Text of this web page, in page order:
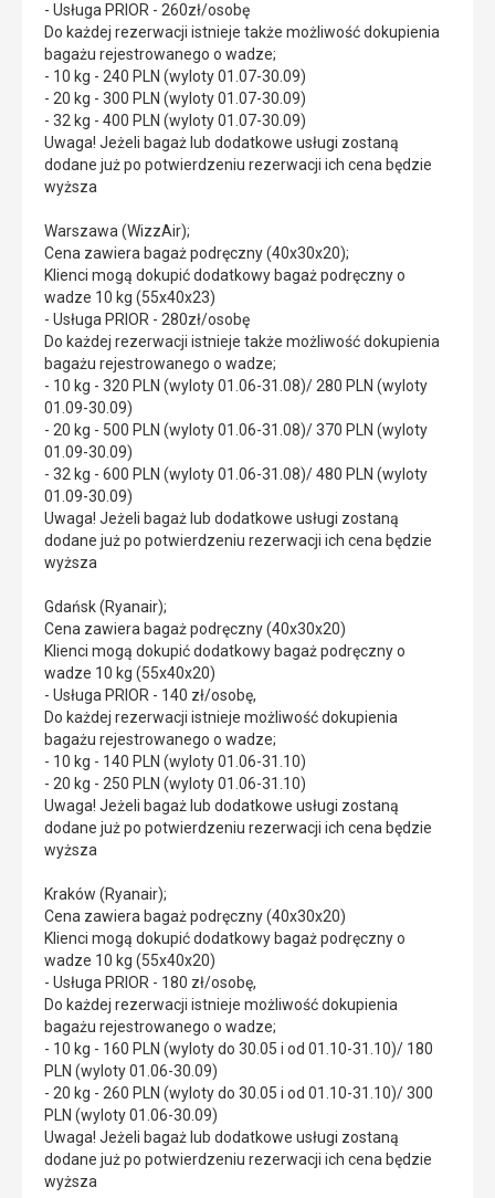
- Usługa PRIOR - 260zł/osobę
Do każdej rezerwacji istnieje także możliwość dokupienia
bagażu rejestrowanego o wadze;
- 10 kg - 240 PLN (wyloty 01.07-30.09)
- 20 kg - 300 PLN (wyloty 01.07-30.09)
- 32 kg - 400 PLN (wyloty 01.07-30.09)
Uwaga! Jeżeli bagaż lub dodatkowe usługi zostaną
dodane już po potwierdzeniu rezerwacji ich cena będzie
wyższa
Warszawa (WizzAir);
Cena zawiera bagaż podręczny (40x30x20);
Klienci mogą dokupić dodatkowy bagaż podręczny o
wadze 10 kg (55x40x23)
- Usługa PRIOR - 280zł/osobę
Do każdej rezerwacji istnieje także możliwość dokupienia
bagażu rejestrowanego o wadze;
- 10 kg - 320 PLN (wyloty 01.06-31.08)/ 280 PLN (wyloty
01.09-30.09)
- 20 kg - 500 PLN (wyloty 01.06-31.08)/ 370 PLN (wyloty
01.09-30.09)
- 32 kg - 600 PLN (wyloty 01.06-31.08)/ 480 PLN (wyloty
01.09-30.09)
Uwaga! Jeżeli bagaż lub dodatkowe usługi zostaną
dodane już po potwierdzeniu rezerwacji ich cena będzie
wyższa
Gdańsk (Ryanair);
Cena zawiera bagaż podręczny (40x30x20)
Klienci mogą dokupić dodatkowy bagaż podręczny o
wadze 10 kg (55x40x20)
- Usługa PRIOR - 140 zł/osobę,
Do każdej rezerwacji istnieje możliwość dokupienia
bagażu rejestrowanego o wadze;
- 10 kg - 140 PLN (wyloty 01.06-31.10)
- 20 kg - 250 PLN (wyloty 01.06-31.10)
Uwaga! Jeżeli bagaż lub dodatkowe usługi zostaną
dodane już po potwierdzeniu rezerwacji ich cena będzie
wyższa
Kraków (Ryanair);
Cena zawiera bagaż podręczny (40x30x20)
Klienci mogą dokupić dodatkowy bagaż podręczny o
wadze 10 kg (55x40x20)
- Usługa PRIOR - 180 zł/osobę,
Do każdej rezerwacji istnieje możliwość dokupienia
bagażu rejestrowanego o wadze;
- 10 kg - 160 PLN (wyloty do 30.05 i od 01.10-31.10)/ 180
PLN (wyloty 01.06-30.09)
- 20 kg - 260 PLN (wyloty do 30.05 i od 01.10-31.10)/ 300
PLN (wyloty 01.06-30.09)
Uwaga! Jeżeli bagaż lub dodatkowe usługi zostaną
dodane już po potwierdzeniu rezerwacji ich cena będzie
wyższa